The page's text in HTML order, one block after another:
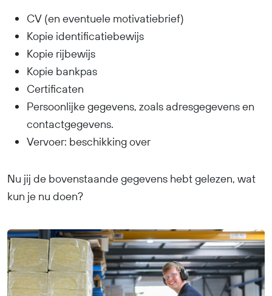
CV (en eventuele motivatiebrief)
Kopie identificatiebewijs
Kopie rijbewijs
Kopie bankpas
Certificaten
Persoonlijke gegevens, zoals adresgegevens en
contactgegevens.
Vervoer: beschikking over
Nu jij de bovenstaande gegevens hebt gelezen, wat
kun je nu doen?